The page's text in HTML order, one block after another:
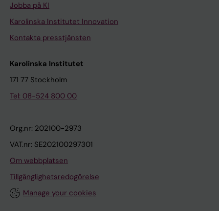
Jobba på KI
Karolinska Institutet Innovation
Kontakta presstjänsten
Karolinska Institutet
171 77 Stockholm
Tel: 08-524 800 00
Org.nr: 202100-2973
VAT.nr: SE202100297301
Om webbplatsen
Tillgänglighetsredogörelse
Manage your cookies